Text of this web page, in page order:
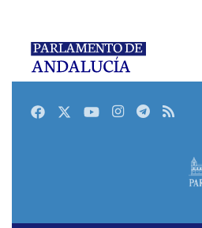
FacebookTwitterYoutubeInstagram
Telegram
RSS